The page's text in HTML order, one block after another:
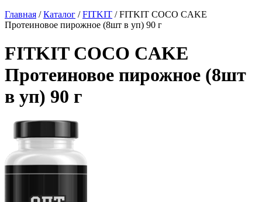
Главная /Каталог /FITKIT /FITKIT COCO CAKE
Протеиновое пирожное (8шт в уп) 90 г
FITKIT COCO CAKE
Протеиновое пирожное (8шт
в уп) 90 г